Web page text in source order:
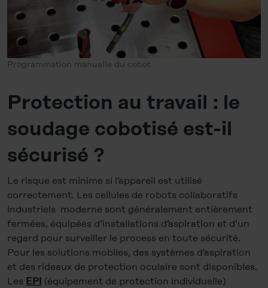
Programmation manuelle du cobot
Protection au travail : le
soudage cobotisé est-il
sécurisé ?
Le risque est minime si l’appareil est utilisé
correctement. Les cellules de robots collaboratifs
industriels moderne sont généralement entièrement
fermées, équipées d’installations d’aspiration et d’un
regard pour surveiller le process en toute sécurité.
Pour les solutions mobiles, des systèmes d’aspiration
et des rideaux de protection oculaire sont disponibles.
Les EPI
(équipement de protection individuelle)